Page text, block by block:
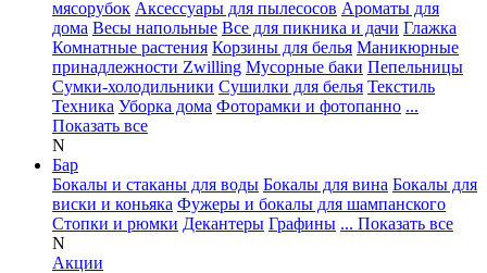
мясорубок Аксессуары для пылесосов Ароматы для
дома Весы напольные Все для пикника и дачи Глажка
Комнатные растения Корзины для белья Маникюрные
принадлежности Zwilling Мусорные баки Пепельницы
Сумки-холодильники Сушилки для белья Текстиль
Техника Уборка дома Фоторамки и фотопанно ...
Показать все
N
Бар
Бокалы и стаканы для воды Бокалы для вина Бокалы для
виски и коньяка Фужеры и бокалы для шампанского
Стопки и рюмки Декантеры Графины ... Показать все
N
Акции